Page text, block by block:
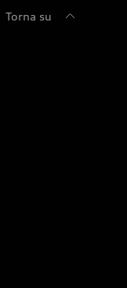
Torna su